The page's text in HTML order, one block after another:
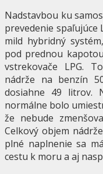
Nadstavbou ku
prevedenie spaľujúce
mild hybridný
pod prednou
vstrekovače LPG.
nádrže na benzín
dosiahne 49 litrov.
normálne bolo
že nebude
Celkový objem
plné naplnenie sa
cestu k moru a aj